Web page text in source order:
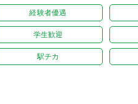
経験者優遇
学生歓迎
駅チカ